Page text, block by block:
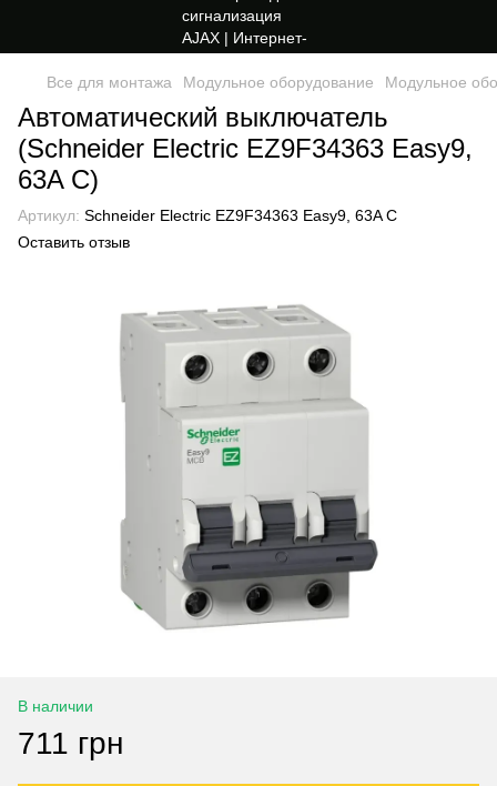
Все для монтажа Модульное оборудование Модульное
Автоматический выключатель
(Schneider Electric EZ9F34363 Easy9,
63A C)
Артикул: Schneider Electric EZ9F34363 Easy9, 63A C
Оставить отзыв
В наличии
711 грн